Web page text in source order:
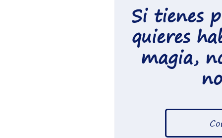
Si tienes
quieres
magia,